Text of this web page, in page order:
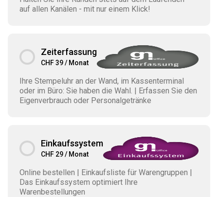
auf allen Kanälen - mit nur einem Klick!
Zeiterfassung
CHF 39 / Monat
Ihre Stempeluhr an der Wand, im Kassenterminal
oder im Büro: Sie haben die Wahl. | Erfassen Sie den
Eigenverbrauch oder Personalgetränke
Einkaufssystem
CHF 29 / Monat
Online bestellen | Einkaufsliste für Warengruppen |
Das Einkaufssystem optimiert Ihre
Warenbestellungen